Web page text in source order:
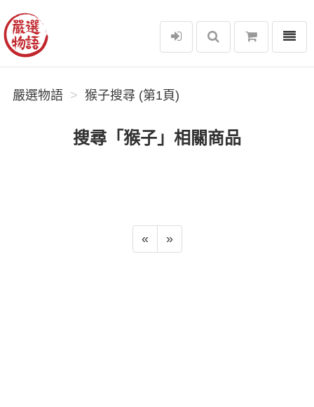
嚴選物語
選單
嚴選物語 猴子搜尋 (第1頁)
搜尋「猴子」相關商品
« »